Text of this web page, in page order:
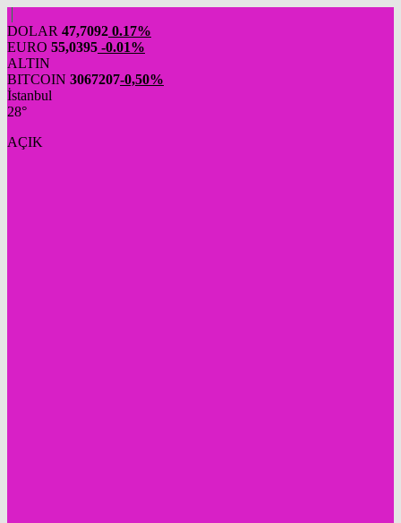
DOLAR 47,7092 0.17%
EURO 55,0395 -0.01%
ALTIN
BITCOIN 3067207-0,50%
İstanbul
28°
AÇIK